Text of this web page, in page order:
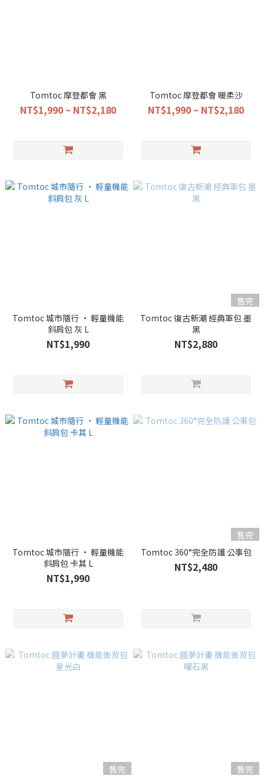
Tomtoc 摩登都會 黑
NT$1,990 ~ NT$2,180
Tomtoc 摩登都會 暖柔沙
NT$1,990 ~ NT$2,180
Tomtoc 城市隨行 • 輕量機能
斜肩包 灰 L
NT$1,990
售完
Tomtoc 復古新潮 經典軍包 墨
黑
NT$2,880
Tomtoc 城市隨行 • 輕量機能
斜肩包 卡其 L
NT$1,990
售完
Tomtoc 360°完全防護 公事包
NT$2,480
售完
售完